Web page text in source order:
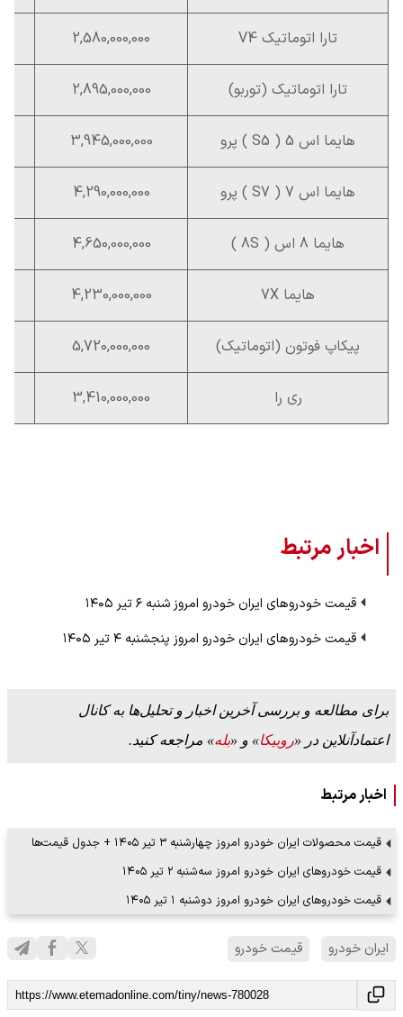
تارا اتوماتیک V4 2,580,000,000
تارا اتوماتیک (توربو) 2,895,000,000
هایما اس 5 ( S5 ) پرو 3,945,000,000
هایما اس 7 ( S7 ) پرو 4,290,000,000
هایما 8 اس ( 8S ) 4,650,000,000
هایما 7X 4,230,000,000
پیکاپ فوتون (اتوماتیک) 5,720,000,000
ری را 3,410,000,000
اخبار مرتبط
قیمت خودرو‌های ایران خودرو امروز شنبه ۶ تیر ۱۴۰۵
قیمت خودرو‌های ایران خودرو امروز پنجشنبه ۴ تیر ۱۴۰۵
برای مطالعه و بررسی آخرین اخبار و تحلیل‌ها به کانال
اعتمادآنلاین در «روبیکا» و «بله» مراجعه کنید.
اخبار مرتبط
قیمت محصولات ایران خودرو امروز چهارشنبه ۳ تیر ۱۴۰۵ + جدول قیمت‌ها
قیمت خودرو‌های ایران خودرو امروز سه‌شنبه ۲ تیر ۱۴۰۵
قیمت خودرو‌های ایران خودرو امروز دوشنبه ۱ تیر ۱۴۰۵
ایران خودرو قیمت خودرو